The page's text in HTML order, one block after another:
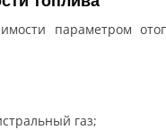
параметром
газ;